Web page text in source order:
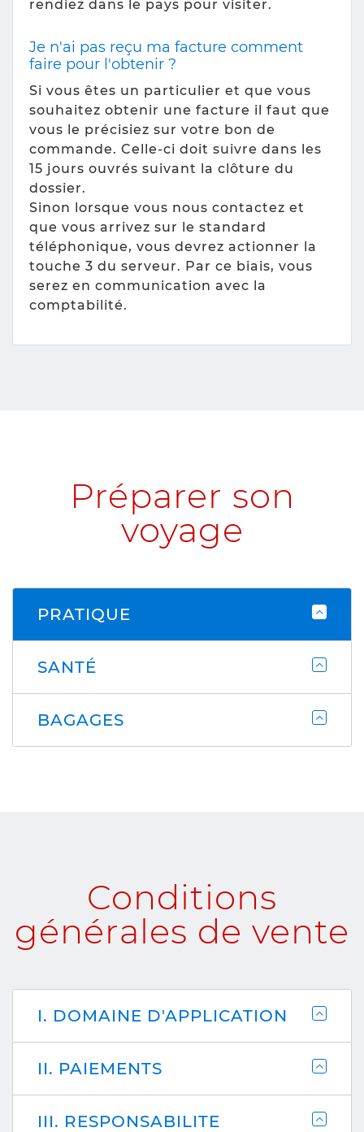
rendiez dans le pays pour visiter.
Je n'ai pas reçu ma facture comment
faire pour l'obtenir ?
Si vous êtes un particulier et que vous
souhaitez obtenir une facture il faut que
vous le précisiez sur votre bon de
commande. Celle-ci doit suivre dans les
15 jours ouvrés suivant la clôture du
dossier.
Sinon lorsque vous nous contactez et
que vous arrivez sur le standard
téléphonique, vous devrez actionner la
touche 3 du serveur. Par ce biais, vous
serez en communication avec la
comptabilité.
Préparer son
voyage
PRATIQUE
SANTÉ
BAGAGES
Conditions
générales de vente
I. DOMAINE D'APPLICATION
II. PAIEMENTS
III. RESPONSABILITE